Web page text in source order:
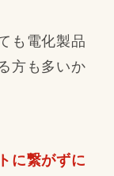
も電化製品
方も多いか
に繋がずに